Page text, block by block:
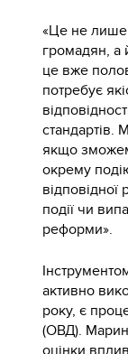
«Це не лише
громадян, а
це вже
потребує
стандартів.
якщо
окрему
події чи
реформи».
активно
року, є
(ОВД).
оцінки